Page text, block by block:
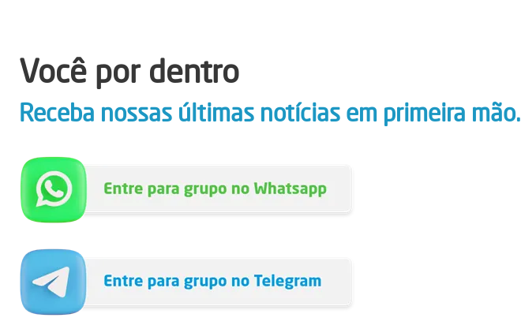
Você por dentro
Receba nossas últimas notícias em primeira mão.